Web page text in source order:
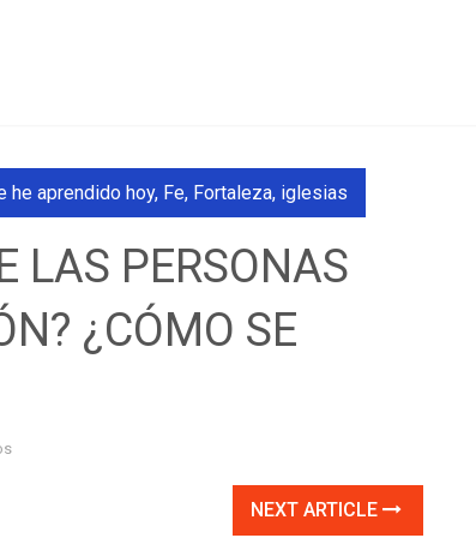
he aprendido hoy, Fe, Fortaleza, iglesias
LAS PERSONAS
¿CÓMO SE
NEXT ARTICLE